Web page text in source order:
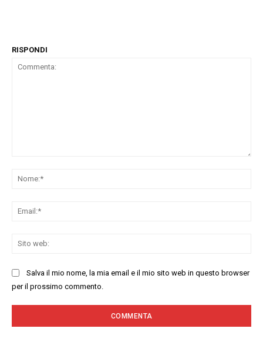
RISPONDI
Salva il mio nome, la mia email e il mio sito web in questo browser
per il prossimo commento.